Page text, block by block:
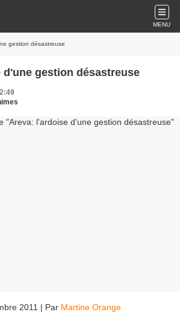
MENU
gestion désastreuse
gestion désastreuse
2011 | Par Martine Orange